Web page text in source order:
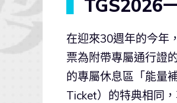
TGS2026
在迎來30週年的今年
票為附帶專屬通行證
的專屬休息區「能量
Ticket）的特典相同